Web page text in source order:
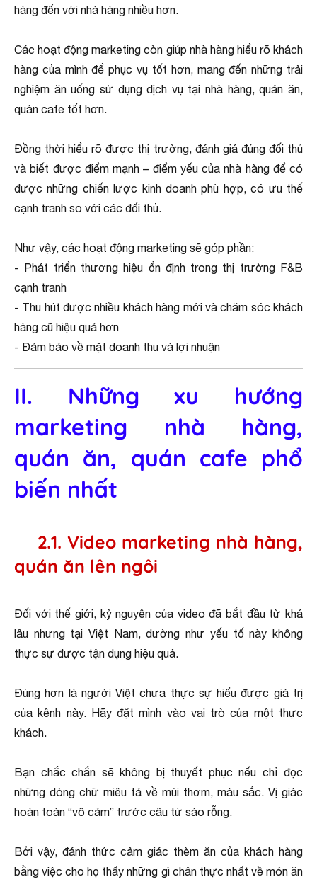
hàng đến với nhà hàng nhiều hơn.
Các hoạt động marketing còn giúp nhà hàng hiểu rõ khách
hàng của mình để phục vụ tốt hơn, mang đến những trải
nghiệm ăn uống sử dụng dịch vụ tại nhà hàng, quán ăn,
quán cafe tốt hơn.
Đồng thời hiểu rõ được thị trường, đánh giá đúng đối thủ
và biết được điểm mạnh – điểm yếu của nhà hàng để có
được những chiến lược kinh doanh phù hợp, có ưu thế
cạnh tranh so với các đối thủ.
Như vậy, các hoạt động marketing sẽ góp phần:
- Phát triển thương hiệu ổn định trong thị trường F&B
cạnh tranh
- Thu hút được nhiều khách hàng mới và chăm sóc khách
hàng cũ hiệu quả hơn
- Đảm bảo về mặt doanh thu và lợi nhuận
II. Những xu hướng
marketing nhà hàng,
quán ăn, quán cafe phổ
biến nhất
2.1. Video marketing nhà hàng,
quán ăn lên ngôi
Đối với thế giới, kỷ nguyên của video đã bắt đầu từ khá
lâu nhưng tại Việt Nam, dường như yếu tố này không
thực sự được tận dụng hiệu quả.
Đúng hơn là người Việt chưa thực sự hiểu được giá trị
của kênh này. Hãy đặt mình vào vai trò của một thực
khách.
Bạn chắc chắn sẽ không bị thuyết phục nếu chỉ đọc
những dòng chữ miêu tả về mùi thơm, màu sắc. Vị giác
hoàn toàn “vô cảm” trước câu từ sáo rỗng.
Bởi vậy, đánh thức cảm giác thèm ăn của khách hàng
bằng việc cho họ thấy những gì chân thực nhất về món ăn